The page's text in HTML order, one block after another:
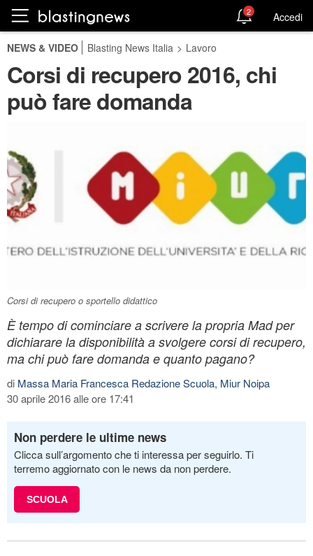
2 Accedi
NEWS & VIDEO Blasting News Italia > Lavoro
Corsi di recupero 2016, chi
può fare domanda
Corsi di recupero o sportello didattico
È tempo di cominciare a scrivere la propria Mad per
dichiarare la disponibilità a svolgere corsi di recupero,
ma chi può fare domanda e quanto pagano?
di Massa Maria Francesca Redazione Scuola, Miur Noipa
30 aprile 2016 alle ore 17:41
Non perdere le ultime news
Clicca sull’argomento che ti interessa per seguirlo. Ti
terremo aggiornato con le news da non perdere.
SCUOLA